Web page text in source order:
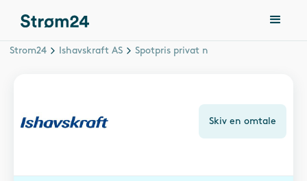
Strom24 Ishavskraft AS Spotpris privat n
Skiv en omtale